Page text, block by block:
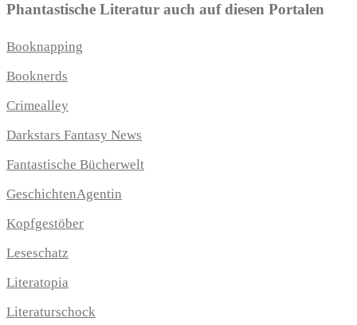
Phantastische Literatur auch auf diesen Portalen
Booknapping
Booknerds
Crimealley
Darkstars Fantasy News
Fantastische Bücherwelt
GeschichtenAgentin
Kopfgestöber
Leseschatz
Literatopia
Literaturschock